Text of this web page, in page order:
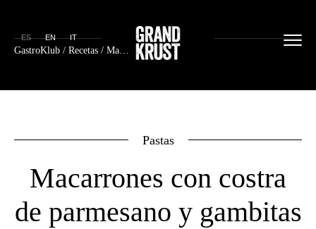
GastroKlub / Recetas / Macarrones con costra de parmesano y gambitas peladas
ES EN IT
Pastas
Macarrones con costra
de parmesano y gambitas